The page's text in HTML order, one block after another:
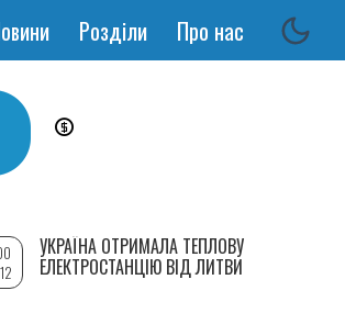
Розділи Про нас
УКРАЇНА ОТРИМАЛА ТЕПЛОВУ
ЕЛЕКТРОСТАНЦІЮ ВІД ЛИТВИ